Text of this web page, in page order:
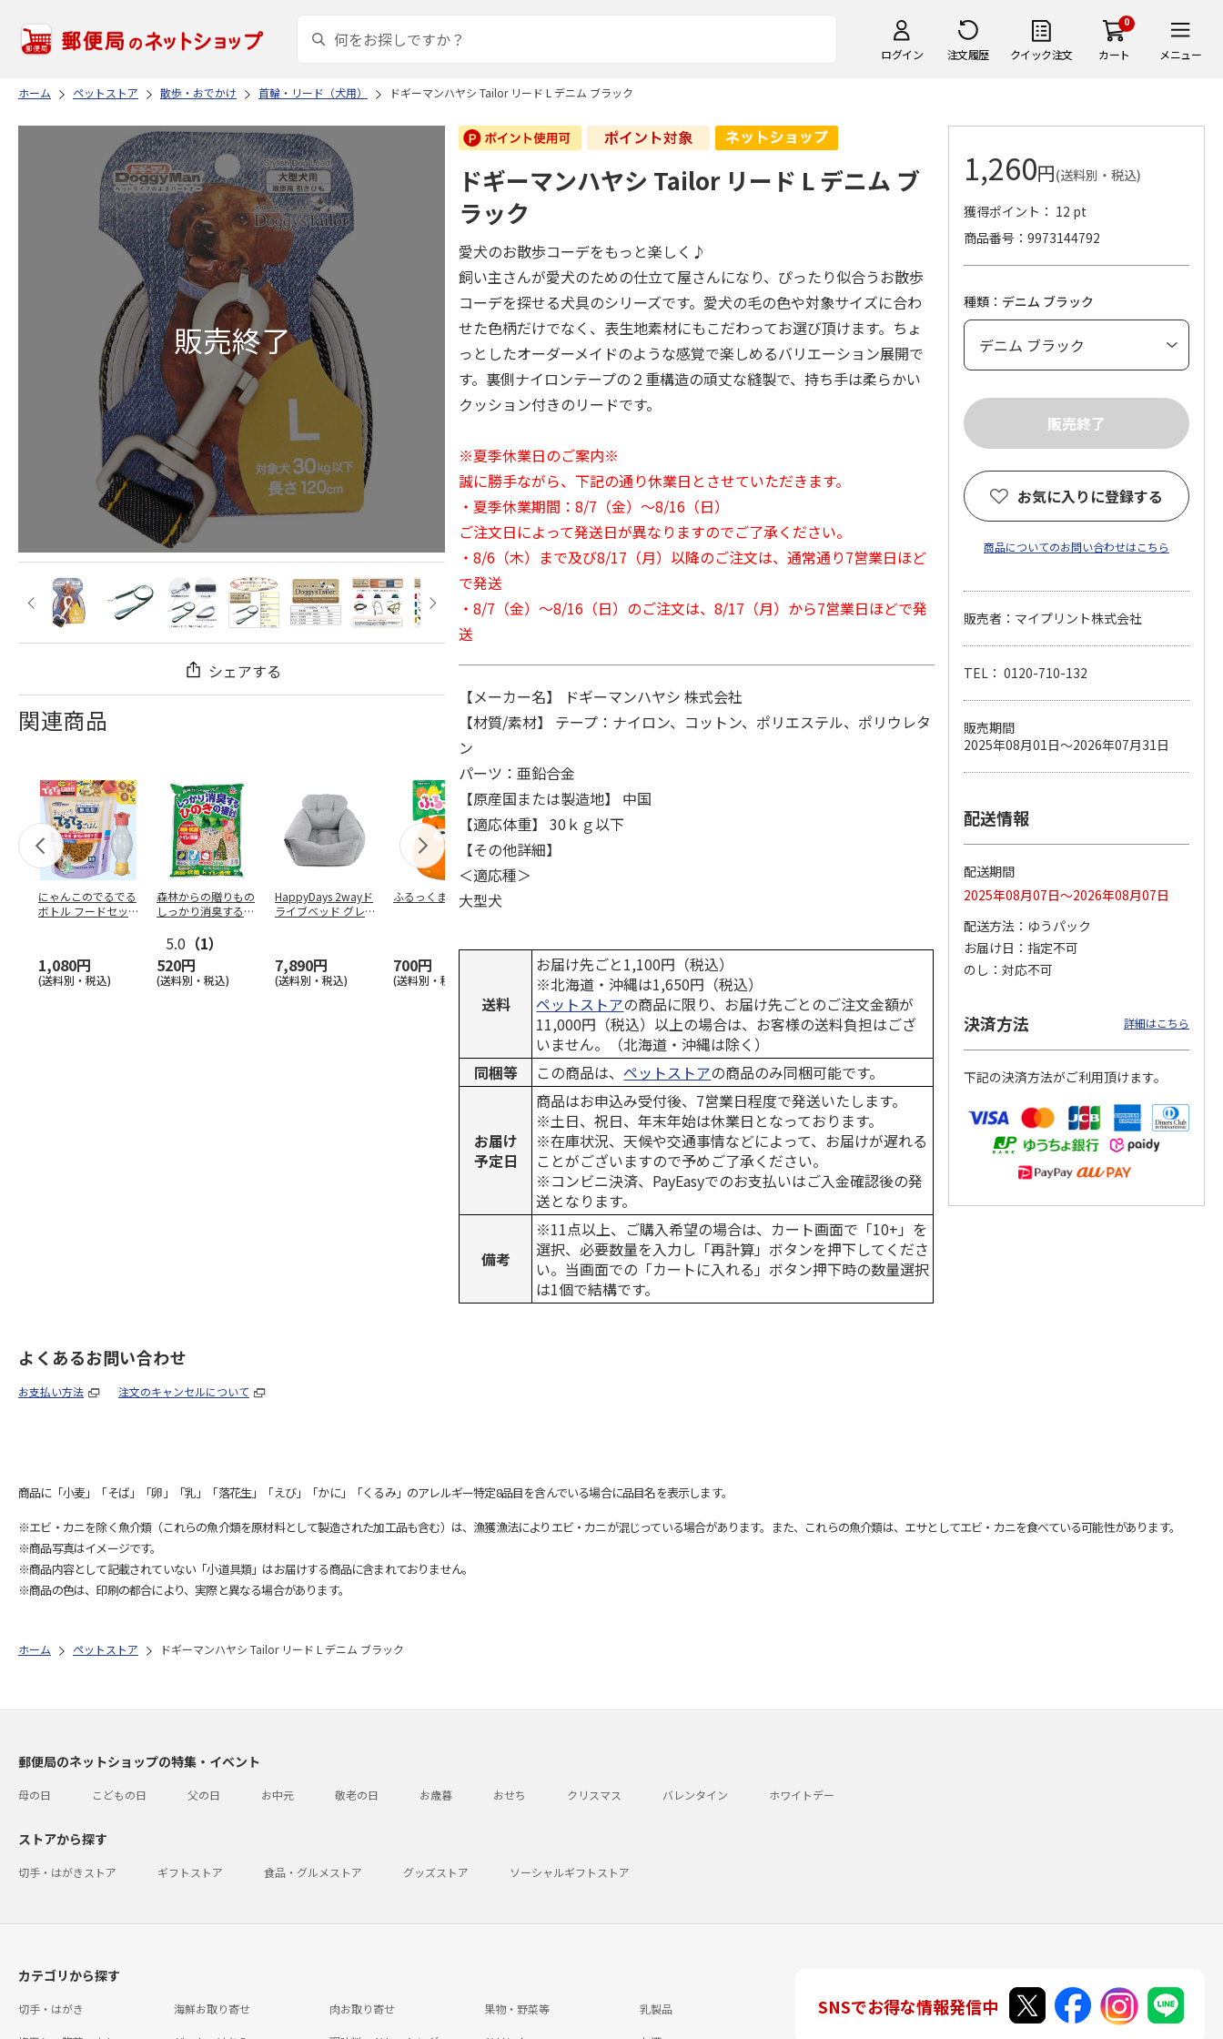
ログイン 注文履歴 クイック注文
0
カート メニュー
ホーム ペットストア 散歩・おでかけ 首輪・リード（犬用） ドギーマンハヤシ Tailor リード L デニム ブラック
シェアする
関連商品
にゃんこのでるでる
ボトル フードセッ
1,080円
(送料別・税込)
森林からの贈りもの
しっかり消臭するひ
5.0 （1）
520円
(送料別・税込)
HappyDays 2wayド
ライブベッド グレ
7,890円
(送料別・税込)
ふるっくま みかん
700円
(送料別・税込)
1,320円
(送料別・税込)
1,550円
(送料別・税込) (送料別・税込)
ペット線香 虹のか
ローラルの香り
590円
(送料別・税込)
CIAO 香り立つクラ
ドギーマンハヤシ Tailor リード L デニム ブ
ラック
愛犬のお散歩コーデをもっと楽しく♪
飼い主さんが愛犬のための仕立て屋さんになり、ぴったり似合うお散歩
コーデを探せる犬具のシリーズです。愛犬の毛の色や対象サイズに合わ
せた色柄だけでなく、表生地素材にもこだわってお選び頂けます。ちょ
っとしたオーダーメイドのような感覚で楽しめるバリエーション展開で
す。裏側ナイロンテープの２重構造の頑丈な縫製で、持ち手は柔らかい
クッション付きのリードです。
※夏季休業日のご案内※
誠に勝手ながら、下記の通り休業日とさせていただきます。
・夏季休業期間：8/7（金）～8/16（日）
ご注文日によって発送日が異なりますのでご了承ください。
・8/6（木）まで及び8/17（月）以降のご注文は、通常通り7営業日ほど
で発送
・8/7（金）～8/16（日）のご注文は、8/17（月）から7営業日ほどで発
送
【メーカー名】 ドギーマンハヤシ 株式会社
【材質/素材】 テープ：ナイロン、コットン、ポリエステル、ポリウレタ
ン
パーツ：亜鉛合金
【原産国または製造地】 中国
【適応体重】 30ｋｇ以下
【その他詳細】
＜適応種＞
大型犬
送料
お届け先ごと1,100円（税込）
※北海道・沖縄は1,650円（税込）
ペットストアの商品に限り、お届け先ごとのご注文金額が
11,000円（税込）以上の場合は、お客様の送料負担はござ
いません。（北海道・沖縄は除く）
同梱等
この商品は、ペットストアの商品のみ同梱可能です。
お届け
予定日
商品はお申込み受付後、7営業日程度で発送いたします。
※土日、祝日、年末年始は休業日となっております。
※在庫状況、天候や交通事情などによって、お届けが遅れる
ことがございますので予めご了承ください。
※コンビニ決済、PayEasyでのお支払いはご入金確認後の発
送となります。
備考
※11点以上、ご購入希望の場合は、カート画面で「10+」を
選択、必要数量を入力し「再計算」ボタンを押下してくださ
い。当画面での「カートに入れる」ボタン押下時の数量選択
は1個で結構です。
1,260円(送料別・税込)
獲得ポイント： 12 pt
商品番号
9973144792
種類：デニム ブラック
お気に入りに登録する
商品についてのお問い合わせはこちら
販売者：マイプリント株式会社
TEL： 0120-710-132
販売期間
2025年08月01日～2026年07月31日
配送情報
配送期間
2025年08月07日～2026年08月07日
配送方法
ゆうパック
お届け日
指定不可
のし
対応不可
決済方法 詳細はこちら
下記の決済方法がご利用頂けます。
よくあるお問い合わせ
お支払い方法 注文のキャンセルについて
商品に「小麦」「そば」「卵」「乳」「落花生」「えび」「かに」「くるみ」のアレルギー特定8品目を含んでいる場合に品目名を表示します。
※エビ・カニを除く魚介類（これらの魚介類を原材料として製造された加工品も含む）は、漁獲漁法によりエビ・カニが混じっている場合があります。また、これらの魚介類は、エサとしてエビ・カニを食べている可能性があります。
※商品写真はイメージです。
※商品内容として記載されていない「小道具類」はお届けする商品に含まれておりません。
※商品の色は、印刷の都合により、実際と異なる場合があります。
ホーム ペットストア ドギーマンハヤシ Tailor リード L デニム ブラック
郵便局のネットショップの特集・イベント
母の日 こどもの日 父の日 お中元 敬老の日 お歳暮 おせち クリスマス バレンタイン ホワイトデー
ストアから探す
切手・はがきストア ギフトストア 食品・グルメストア グッズストア ソーシャルギフトストア
カテゴリから探す
切手・はがき 海鮮お取り寄せ 肉お取り寄せ 果物・野菜等 乳製品 SNSでお得な情報発信中